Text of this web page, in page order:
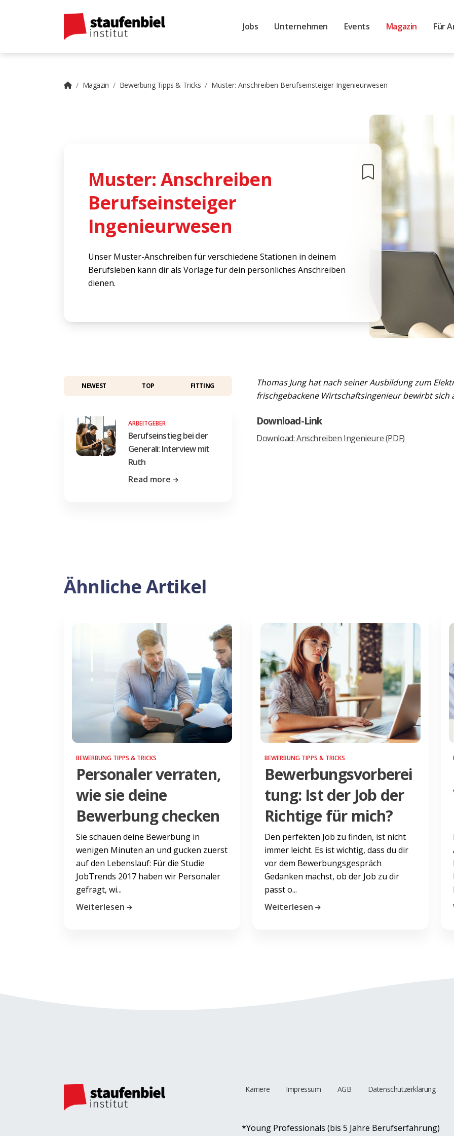
Jobs Unternehmen Events Magazin Für
Magazin Bewerbung Tipps & Tricks Muster: Anschreiben Berufseinsteiger Ingenieurwesen
Muster: Anschreiben
Berufseinsteiger
Ingenieurwesen
Unser Muster-Anschreiben für verschiedene Stationen in deinem
Berufsleben kann dir als Vorlage für dein persönliches Anschreiben
dienen.
NEWEST TOP FITTING
Previous
ARBEITGEBER
Berufseinstieg bei der
Generali: Interview mit
Ruth
Read more
Thomas Jung hat nach seiner Ausbildung zum
frischgebackene Wirtschaftsingenieur bewirbt sich
Download-Link
Download: Anschreiben Ingenieure (PDF)
Ähnliche Artikel
BEWERBUNG TIPPS & TRICKS
Personaler verraten,
wie sie deine
Bewerbung checken
Sie schauen deine Bewerbung in
wenigen Minuten an und gucken zuerst
auf den Lebenslauf: Für die Studie
JobTrends 2017 haben wir Personaler
gefragt, wi...
Weiterlesen
BEWERBUNG TIPPS & TRICKS
Bewerbungsvorberei
tung: Ist der Job der
Richtige für mich?
Den perfekten Job zu finden, ist nicht
immer leicht. Es ist wichtig, dass du dir
vor dem Bewerbungsgespräch
Gedanken machst, ob der Job zu dir
passt o...
Weiterlesen
Karriere Impressum AGB Datenschutzerklärung
*Young Professionals (bis 5 Jahre Berufserfahrung)